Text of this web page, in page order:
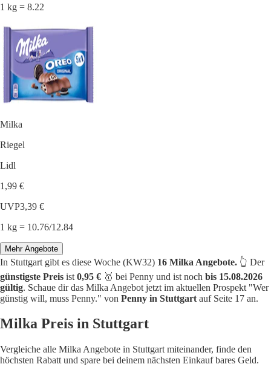
1 kg = 8.22
Milka
Riegel
Lidl
1,99 €
UVP3,39 €
1 kg = 10.76/12.84
Mehr Angebote
In Stuttgart gibt es diese Woche (KW32) 16 Milka Angebote. 👆 Der
günstigste Preis ist 0,95 € 🥇 bei Penny und ist noch bis 15.08.2026
gültig. Schaue dir das Milka Angebot jetzt im aktuellen Prospekt "Wer
günstig will, muss Penny." von Penny in Stuttgart auf Seite 17 an.
Milka Preis in Stuttgart
Vergleiche alle Milka Angebote in Stuttgart miteinander, finde den
höchsten Rabatt und spare bei deinem nächsten Einkauf bares Geld.